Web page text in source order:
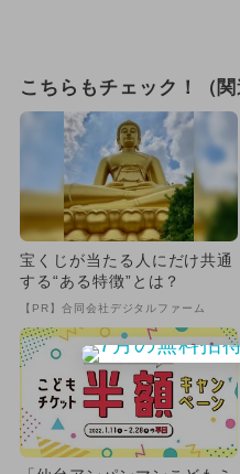
こちらもチェック！（関
宝くじが当たる人にだけ共通
する“ある特徴”とは？
【PR】合同会社デジタルファーム